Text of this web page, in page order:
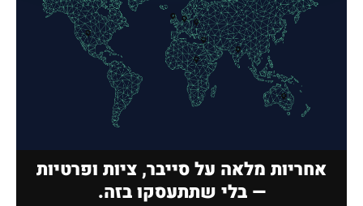
אחריות מלאה על סייבר, ציות ופרטיות
— בלי שתתעסקו בזה.